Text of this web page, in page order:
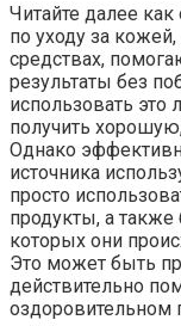
Читайте далее
по уходу за
средствах,
результаты без
использовать это
получить
Однако
источника
просто
продукты, а
которых они
Это может быть
действительно
оздоровительном